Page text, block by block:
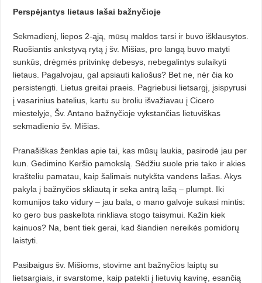
Perspėjantys lietaus lašai bažnyčioje
Sekmadienį, liepos 2-ąją, mūsų maldos tarsi ir buvo išklausytos.
Ruošiantis ankstyvą rytą į šv. Mišias, pro langą buvo matyti
sunkūs, drėgmės pritvinkę debesys, nebegalintys sulaikyti
lietaus. Pagalvojau, gal apsiauti kaliošus? Bet ne, nėr čia ko
persistengti. Lietus greitai praeis. Pagriebusi lietsargį, įsispyrusi
į vasarinius batelius, kartu su broliu išvažiavau į Cicero
miestelyje, Šv. Antano bažnyčioje vykstančias lietuviškas
sekmadienio šv. Mišias.
Pranašiškas ženklas apie tai, kas mūsų laukia, pasirodė jau per
kun. Gedimino Keršio pamokslą. Sėdžiu suole prie tako ir akies
krašteliu pamatau, kaip šalimais nutykšta vandens lašas. Akys
pakyla į bažnyčios skliautą ir seka antrą lašą – plumpt. Iki
komunijos tako vidury – jau bala, o ma­­no galvoje sukasi mintis:
ko gero bus paskelbta rinkliava stogo taisymui. Kažin kiek
kainuos? Na, bent tiek gerai, kad šian­dien nereikės pomidorų
laistyti.
Pasibaigus šv. Mišioms, stovime ant bažnyčios laiptų su
lietsargiais, ir svarstome, kaip patekti į lietuvių kavinę, esančią